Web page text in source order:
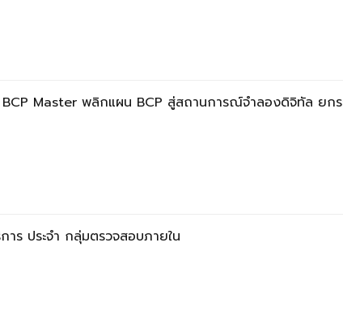
Master พลิกแผน BCP สู่สถานการณ์จำลองดิจิทัล ยกร
าร ประจำ กลุ่มตรวจสอบภายใน